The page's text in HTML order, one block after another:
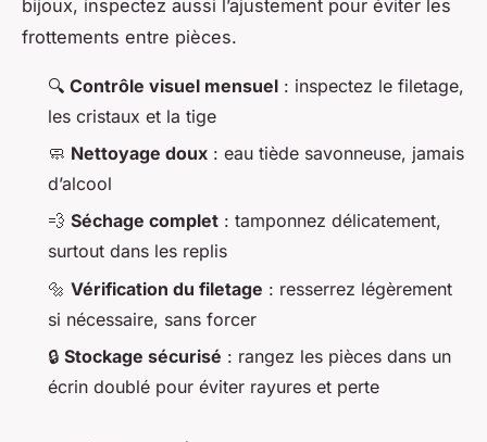
bijoux, inspectez aussi l’ajustement pour éviter les
frottements entre pièces.
🔍 Contrôle visuel mensuel : inspectez le filetage,
les cristaux et la tige
🧼 Nettoyage doux : eau tiède savonneuse, jamais
d’alcool
💨 Séchage complet : tamponnez délicatement,
surtout dans les replis
🔩 Vérification du filetage : resserrez légèrement
si nécessaire, sans forcer
🔒 Stockage sécurisé : rangez les pièces dans un
écrin doublé pour éviter rayures et perte